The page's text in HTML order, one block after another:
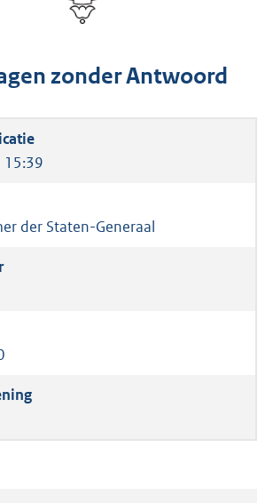
zonder Antwoord
der Staten-Generaal